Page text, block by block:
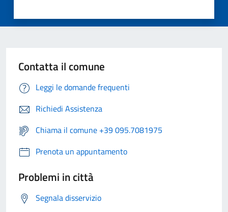
Contatta il comune
Leggi le domande frequenti
Richiedi Assistenza
Chiama il comune +39 095.7081975
Prenota un appuntamento
Problemi in città
Segnala disservizio